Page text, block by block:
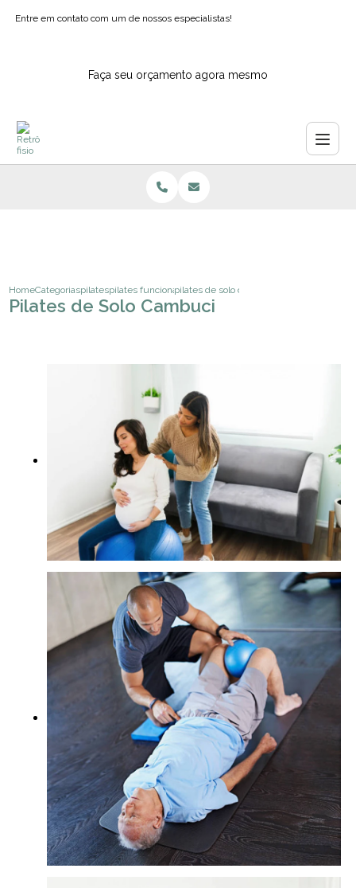
Entre em contato com um de nossos especialistas!
Faça seu orçamento agora mesmo
HomeCategoriaspilatespilates funcional para idosos
pilates de solo cambuci
Pilates de Solo Cambuci